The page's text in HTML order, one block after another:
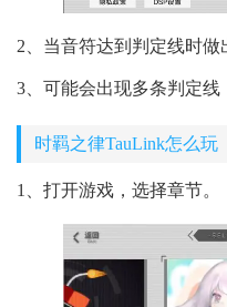
2、当音符达到判定线时做
3、可能会出现多条判定线
时羁之律TauLink怎么玩
1、打开游戏，选择章节。